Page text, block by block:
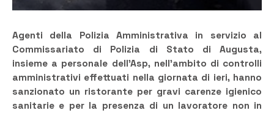
Agenti della Polizia Amministrativa in servizio al
Commissariato di Polizia di Stato di Augusta,
insieme a personale dell’Asp, nell’ambito di controlli
amministrativi effettuati nella giornata di ieri, hanno
sanzionato un ristorante per gravi carenze igienico
sanitarie e per la presenza di un lavoratore non in